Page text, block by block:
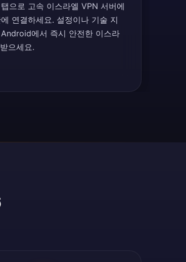
으로 고속 이스라엘 VPN 서버에
연결하세요. 설정이나 기술 지
에서 즉시 안전한 이스라
으세요.